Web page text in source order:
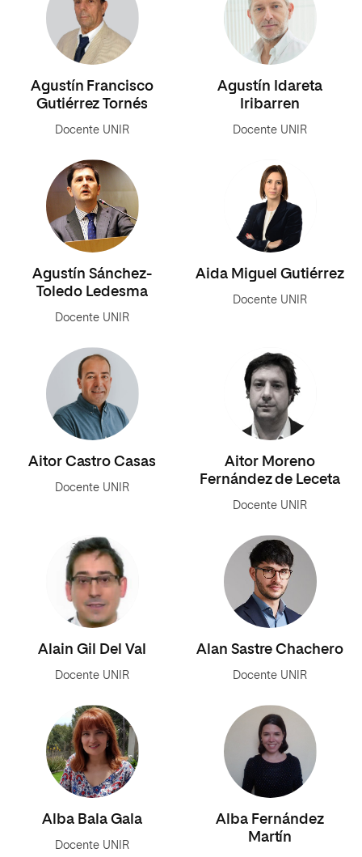
Agustín Francisco
Gutiérrez Tornés
Docente UNIR
Agustín Idareta
Iribarren
Docente UNIR
Agustín Sánchez-
Toledo Ledesma
Docente UNIR
Aida Miguel Gutiérrez
Docente UNIR
Aitor Castro Casas
Docente UNIR
Aitor Moreno
Fernández de Leceta
Docente UNIR
Alain Gil Del Val
Docente UNIR
Alan Sastre Chachero
Docente UNIR
Alba Bala Gala
Docente UNIR
Alba Fernández
Martín